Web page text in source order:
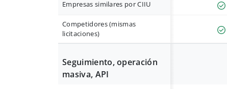
Empresas similares por CIIU
Competidores (mismas
licitaciones)
Seguimiento, operación
masiva, API